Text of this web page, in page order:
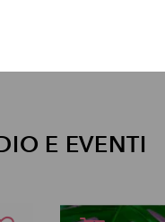
E EVENTI